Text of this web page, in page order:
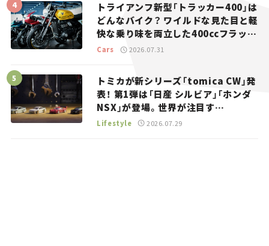
トライアンフ新型「トラッカー400」は
どんなバイク？ ワイルドな見た目と軽
快な乗り味を両立した400ccフラット
トラッカー【試乗レビュー】
Cars 2026.07.31
トミカが新シリーズ「tomica CW」発
表！ 第1弾は「日産 シルビア」「ホンダ
NSX」が登場。世界が注目す
る“JDM”に焦点【クルマとホビー】
Lifestyle 2026.07.29